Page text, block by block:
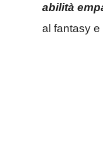
abilità
al fantasy